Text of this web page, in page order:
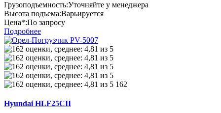
Грузоподъемность:Уточняйте у менеджера
Высота подъема:Варьируется
Цена*:По запросу
Подробнее
162
Hyundai HLF25CII